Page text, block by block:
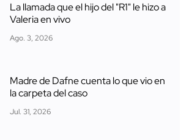
La llamada que el hijo del "R1" le hizo a
Valeria en vivo
Ago. 3, 2026
Madre de Dafne cuenta lo que vio en
la carpeta del caso
Jul. 31, 2026